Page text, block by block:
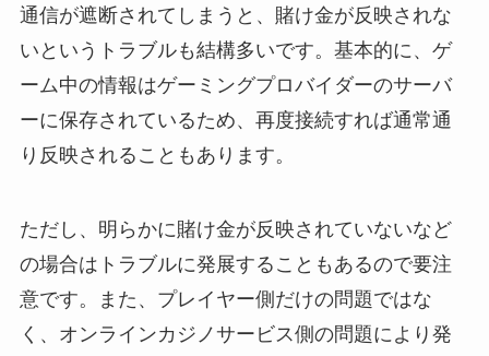
通信が遮断されてしまうと、賭け金が反映されな
いというトラブルも結構多いです。基本的に、ゲ
ーム中の情報はゲーミングプロバイダーのサーバ
ーに保存されているため、再度接続すれば通常通
り反映されることもあります。
ただし、明らかに賭け金が反映されていないなど
の場合はトラブルに発展することもあるので要注
意です。また、プレイヤー側だけの問題ではな
く、オンラインカジノサービス側の問題により発